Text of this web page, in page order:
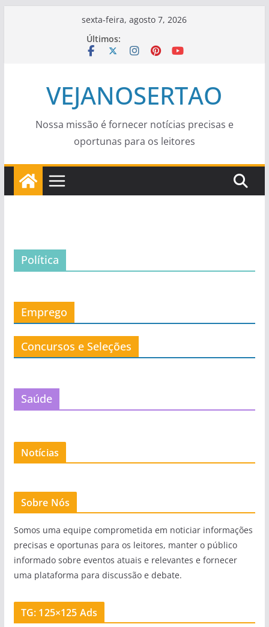
sexta-feira, agosto 7, 2026
Últimos:
VEJANOSERTAO
Nossa missão é fornecer notícias precisas e
oportunas para os leitores
Política
Emprego
Concursos e Seleções
Saúde
Notícias
Sobre Nós
Somos uma equipe comprometida em noticiar informações
precisas e oportunas para os leitores, manter o público
informado sobre eventos atuais e relevantes e fornecer
uma plataforma para discussão e debate.
TG: 125×125 Ads